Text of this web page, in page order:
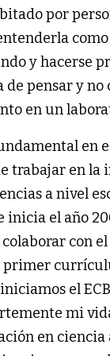
por
y hacerse
de pensar y
en un
en
trabajar en la
a nivel
inicia el año
con
primer
el
mi
en ciencia